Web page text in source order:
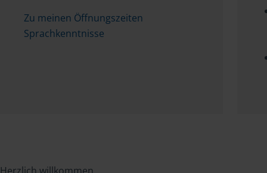
Zu meinen Öffnungszeiten
Sprachkenntnisse